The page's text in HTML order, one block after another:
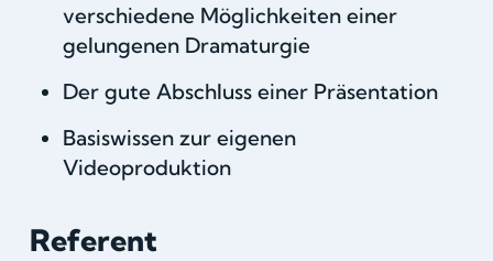
verschiedene Möglichkeiten einer
gelungenen Dramaturgie
Der gute Abschluss einer Präsentation
Basiswissen zur eigenen
Videoproduktion
Referent